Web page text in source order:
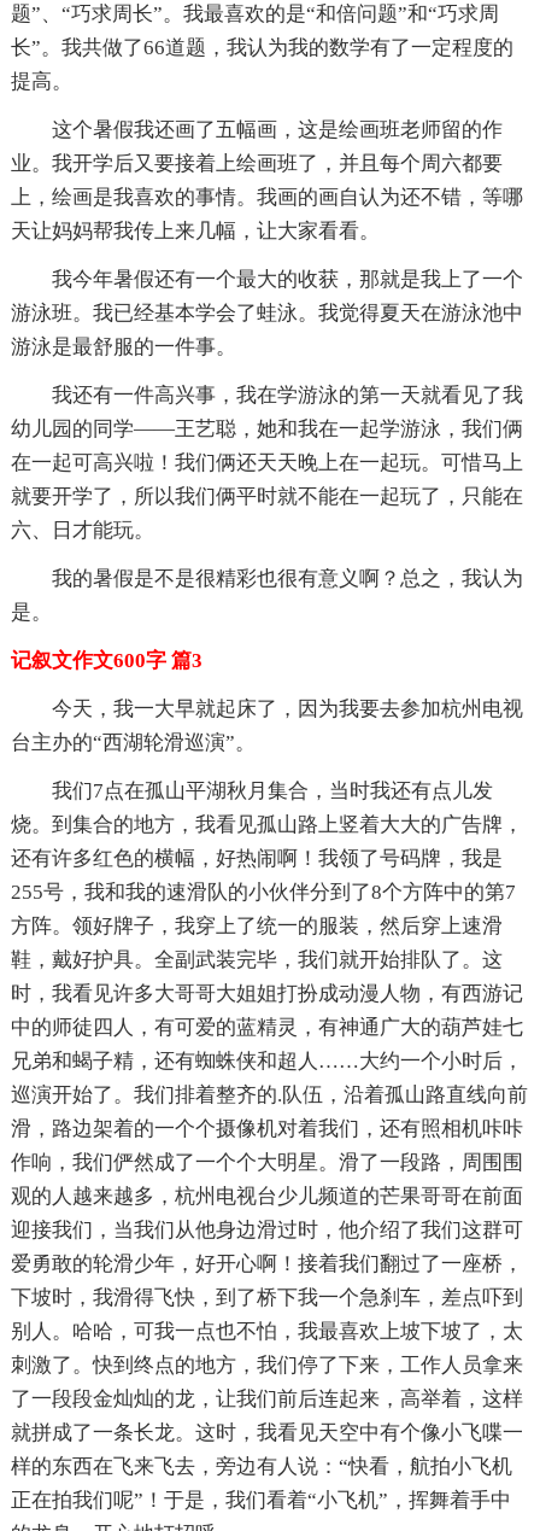
题”、“巧求周长”。我最喜欢的是“和倍问题”和“巧求周
长”。我共做了66道题，我认为我的数学有了一定程度的
提高。
这个暑假我还画了五幅画，这是绘画班老师留的作
业。我开学后又要接着上绘画班了，并且每个周六都要
上，绘画是我喜欢的事情。我画的画自认为还不错，等哪
天让妈妈帮我传上来几幅，让大家看看。
我今年暑假还有一个最大的收获，那就是我上了一个
游泳班。我已经基本学会了蛙泳。我觉得夏天在游泳池中
游泳是最舒服的一件事。
我还有一件高兴事，我在学游泳的第一天就看见了我
幼儿园的同学——王艺聪，她和我在一起学游泳，我们俩
在一起可高兴啦！我们俩还天天晚上在一起玩。可惜马上
就要开学了，所以我们俩平时就不能在一起玩了，只能在
六、日才能玩。
我的暑假是不是很精彩也很有意义啊？总之，我认为
是。
记叙文作文600字 篇3
今天，我一大早就起床了，因为我要去参加杭州电视
台主办的“西湖轮滑巡演”。
我们7点在孤山平湖秋月集合，当时我还有点儿发
烧。到集合的地方，我看见孤山路上竖着大大的广告牌，
还有许多红色的横幅，好热闹啊！我领了号码牌，我是
255号，我和我的速滑队的小伙伴分到了8个方阵中的第7
方阵。领好牌子，我穿上了统一的服装，然后穿上速滑
鞋，戴好护具。全副武装完毕，我们就开始排队了。这
时，我看见许多大哥哥大姐姐打扮成动漫人物，有西游记
中的师徒四人，有可爱的蓝精灵，有神通广大的葫芦娃七
兄弟和蝎子精，还有蜘蛛侠和超人……大约一个小时后，
巡演开始了。我们排着整齐的.队伍，沿着孤山路直线向前
滑，路边架着的一个个摄像机对着我们，还有照相机咔咔
作响，我们俨然成了一个个大明星。滑了一段路，周围围
观的人越来越多，杭州电视台少儿频道的芒果哥哥在前面
迎接我们，当我们从他身边滑过时，他介绍了我们这群可
爱勇敢的轮滑少年，好开心啊！接着我们翻过了一座桥，
下坡时，我滑得飞快，到了桥下我一个急刹车，差点吓到
别人。哈哈，可我一点也不怕，我最喜欢上坡下坡了，太
刺激了。快到终点的地方，我们停了下来，工作人员拿来
了一段段金灿灿的龙，让我们前后连起来，高举着，这样
就拼成了一条长龙。这时，我看见天空中有个像小飞喋一
样的东西在飞来飞去，旁边有人说：“快看，航拍小飞机
正在拍我们呢”！于是，我们看着“小飞机”，挥舞着手中